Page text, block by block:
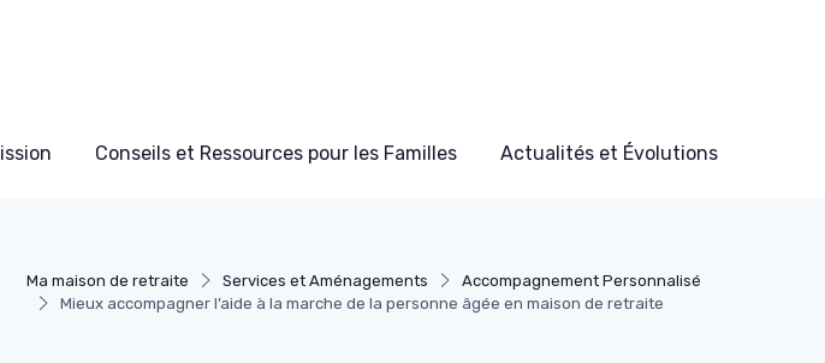
Conseils et Ressources pour les Familles Actualités et Évolutions
Ma maison de retraite Services et Aménagements
Accompagnement Personnalisé
Mieux accompagner l’aid​e à la marche de la personne âgée en maison de retraite